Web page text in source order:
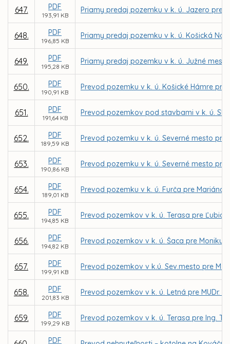
647. PDF
193,91 KB
Priamy predaj pozemku v k. ú. Jazero pre
648. PDF
196,85 KB
Priamy predaj pozemku v k. ú. Košická
649. PDF
195,28 KB
Priamy predaj pozemku v k. ú. Južné mesto
650. PDF
190,91 KB
Prevod pozemku v k. ú. Košické Hámre pre
651. PDF
191,64 KB
Prevod pozemkov pod stavbami v k. ú.
652. PDF
189,59 KB
Prevod pozemku v k. ú. Severné mesto pre
653. PDF
190,86 KB
Prevod pozemku v k. ú. Severné mesto
654. PDF
189,01 KB
Prevod pozemku v k. ú. Furča pre Mariána
655. PDF
194,85 KB
Prevod pozemkov v k. ú. Terasa pre Ľubicu
656. PDF
194,82 KB
Prevod pozemkov v k. ú. Šaca pre Moniku
657. PDF
199,91 KB
Prevod pozemkov v k.ú. Sev.mesto pre M.
658. PDF
201,83 KB
Prevod pozemkov v k. ú. Letná pre MUDr.
659. PDF
199,29 KB
Prevod pozemkov v k. ú. Terasa pre Ing.
PDF